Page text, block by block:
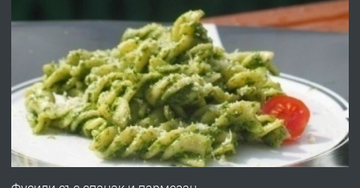
преди 1 година
Работа за общи работници
преди 1 година
ПРЕДЛАГА
Първи поход "По стъпките на Ангел